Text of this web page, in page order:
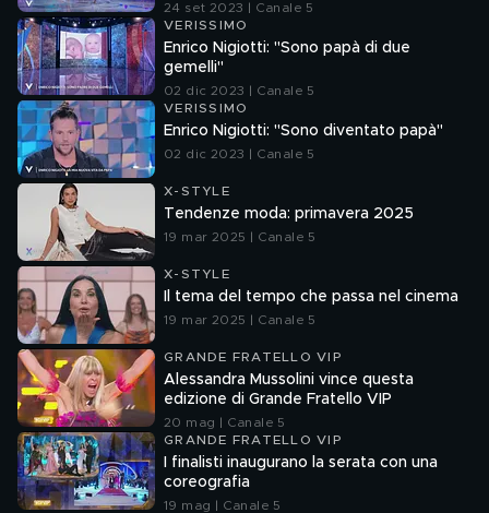
24 set 2023 | Canale 5
VERISSIMO
Enrico Nigiotti: "Sono papà di due
gemelli"
02 dic 2023 | Canale 5
VERISSIMO
Enrico Nigiotti: "Sono diventato papà"
02 dic 2023 | Canale 5
X-STYLE
Tendenze moda: primavera 2025
19 mar 2025 | Canale 5
X-STYLE
Il tema del tempo che passa nel cinema
19 mar 2025 | Canale 5
GRANDE FRATELLO VIP
Alessandra Mussolini vince questa
edizione di Grande Fratello VIP
20 mag | Canale 5
GRANDE FRATELLO VIP
I finalisti inaugurano la serata con una
coreografia
19 mag | Canale 5